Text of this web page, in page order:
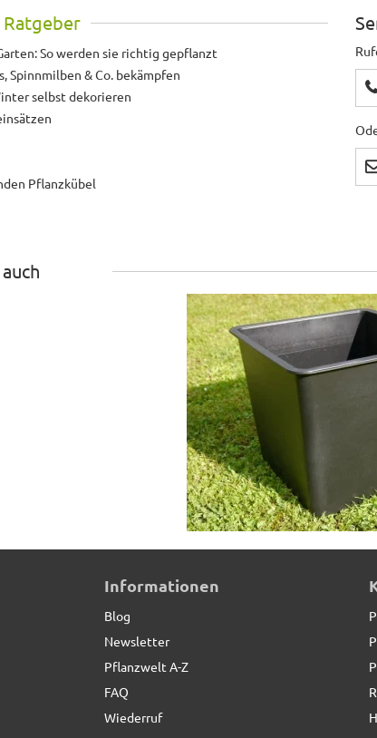
Ratgeber
So werden sie richtig gepflanzt
Spinnmilben & Co. bekämpfen
selbst dekorieren
Pflanzkübel
Informationen
Blog
Newsletter
Pflanzwelt A-Z
FAQ
Wiederruf